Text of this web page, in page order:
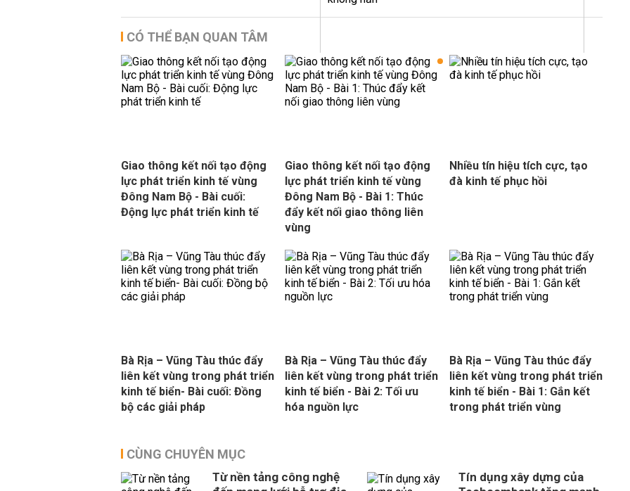
CÓ THỂ BẠN QUAN TÂM
Giao thông kết nối tạo động
lực phát triển kinh tế vùng
Đông Nam Bộ - Bài cuối:
Động lực phát triển kinh tế
Giao thông kết nối tạo động
lực phát triển kinh tế vùng
Đông Nam Bộ - Bài 1: Thúc
đẩy kết nối giao thông liên
vùng
Nhiều tín hiệu tích cực, tạo
đà kinh tế phục hồi
Bà Rịa – Vũng Tàu thúc đẩy
liên kết vùng trong phát triển
kinh tế biển- Bài cuối: Đồng
bộ các giải pháp
Bà Rịa – Vũng Tàu thúc đẩy
liên kết vùng trong phát triển
kinh tế biển - Bài 2: Tối ưu
hóa nguồn lực
Bà Rịa – Vũng Tàu thúc đẩy
liên kết vùng trong phát triển
kinh tế biển - Bài 1: Gắn kết
trong phát triển vùng
CÙNG CHUYÊN MỤC
Từ nền tảng công nghệ
Tín dụng xây dựng của